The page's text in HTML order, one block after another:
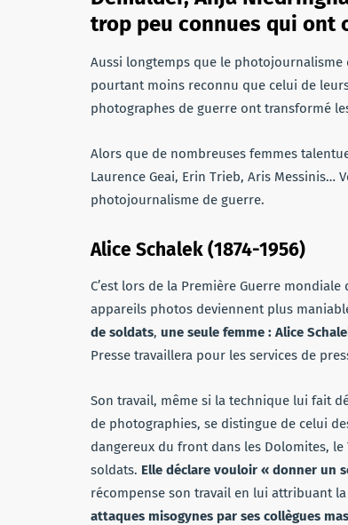
trop peu connues qui ont
Aussi longtemps que le photojournalisme
pourtant moins reconnu que celui de
photographes de guerre ont transformé
Alors que de nombreuses femmes
Laurence Geai, Erin Trieb, Aris
photojournalisme de guerre.
Alice Schalek (1874-1956)
C’est lors de la Première Guerre
appareils photos deviennent plus
de soldats, une seule femme : Alice
Presse travaillera pour les services de
Son travail, même si la technique lui fait
de photographies, se distingue de celui
dangereux du front dans les Dolomites,
soldats. Elle déclare vouloir « donner un
récompense son travail en lui attribuant la
attaques misogynes par ses collègues